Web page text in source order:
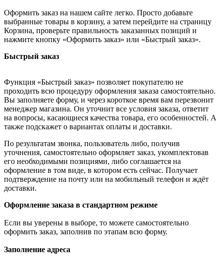
Оформить заказ на нашем сайте легко. Просто добавьте
выбранные товары в корзину, а затем перейдите на страницу
Корзина, проверьте правильность заказанных позиций и
нажмите кнопку «Оформить заказ» или «Быстрый заказ».
Быстрый заказ
Функция «Быстрый заказ» позволяет покупателю не
проходить всю процедуру оформления заказа самостоятельно.
Вы заполняете форму, и через короткое время вам перезвонит
менеджер магазина. Он уточнит все условия заказа, ответит
на вопросы, касающиеся качества товара, его особенностей. А
также подскажет о вариантах оплаты и доставки.
По результатам звонка, пользователь либо, получив
уточнения, самостоятельно оформляет заказ, укомплектовав
его необходимыми позициями, либо соглашается на
оформление в том виде, в котором есть сейчас. Получает
подтверждение на почту или на мобильный телефон и ждёт
доставки.
Оформление заказа в стандартном режиме
Если вы уверены в выборе, то можете самостоятельно
оформить заказ, заполнив по этапам всю форму.
Заполнение адреса